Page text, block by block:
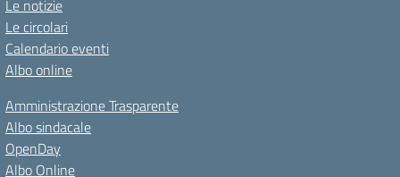
Le notizie
Le circolari
Calendario eventi
Albo online
Amministrazione Trasparente
Albo sindacale
OpenDay
Albo Online